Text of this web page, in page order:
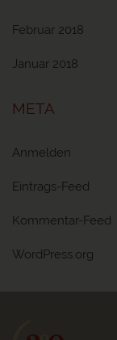
Februar 2018
Januar 2018
META
Anmelden
Eintrags-Feed
Kommentar-Feed
WordPress.org